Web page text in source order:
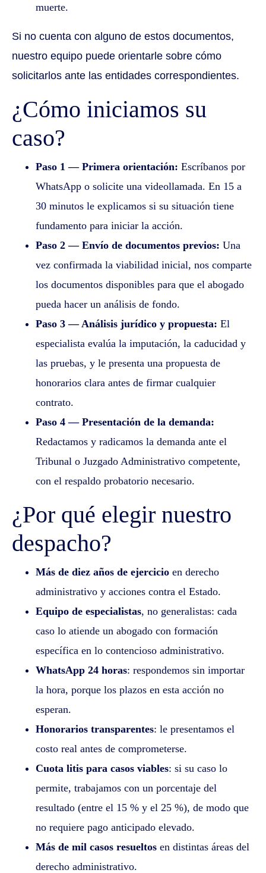
muerte.
Si no cuenta con alguno de estos documentos,
nuestro equipo puede orientarle sobre cómo
solicitarlos ante las entidades correspondientes.
¿Cómo iniciamos su
caso?
Paso 1 — Primera orientación: Escríbanos por
WhatsApp o solicite una videollamada. En 15 a
30 minutos le explicamos si su situación tiene
fundamento para iniciar la acción.
Paso 2 — Envío de documentos previos: Una
vez confirmada la viabilidad inicial, nos comparte
los documentos disponibles para que el abogado
pueda hacer un análisis de fondo.
Paso 3 — Análisis jurídico y propuesta: El
especialista evalúa la imputación, la caducidad y
las pruebas, y le presenta una propuesta de
honorarios clara antes de firmar cualquier
contrato.
Paso 4 — Presentación de la demanda:
Redactamos y radicamos la demanda ante el
Tribunal o Juzgado Administrativo competente,
con el respaldo probatorio necesario.
¿Por qué elegir nuestro
despacho?
Más de diez años de ejercicio en derecho
administrativo y acciones contra el Estado.
Equipo de especialistas, no generalistas: cada
caso lo atiende un abogado con formación
específica en lo contencioso administrativo.
WhatsApp 24 horas: respondemos sin importar
la hora, porque los plazos en esta acción no
esperan.
Honorarios transparentes: le presentamos el
costo real antes de comprometerse.
Cuota litis para casos viables: si su caso lo
permite, trabajamos con un porcentaje del
resultado (entre el 15 % y el 25 %), de modo que
no requiere pago anticipado elevado.
Más de mil casos resueltos en distintas áreas del
derecho administrativo.